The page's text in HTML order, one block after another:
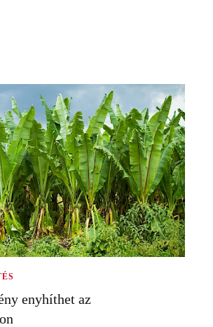
enyhíthet az